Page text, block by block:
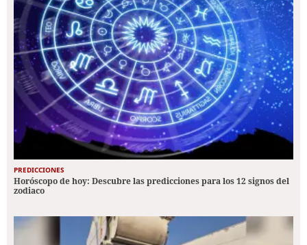
PREDICCIONES
Horóscopo de hoy: Descubre las predicciones para los 12 signos del
zodiaco